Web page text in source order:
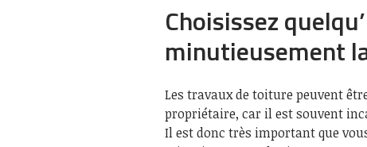
Choisissez
minutieusement
Les travaux de toiture peuvent
propriétaire, car il est souvent
Il est donc très important que